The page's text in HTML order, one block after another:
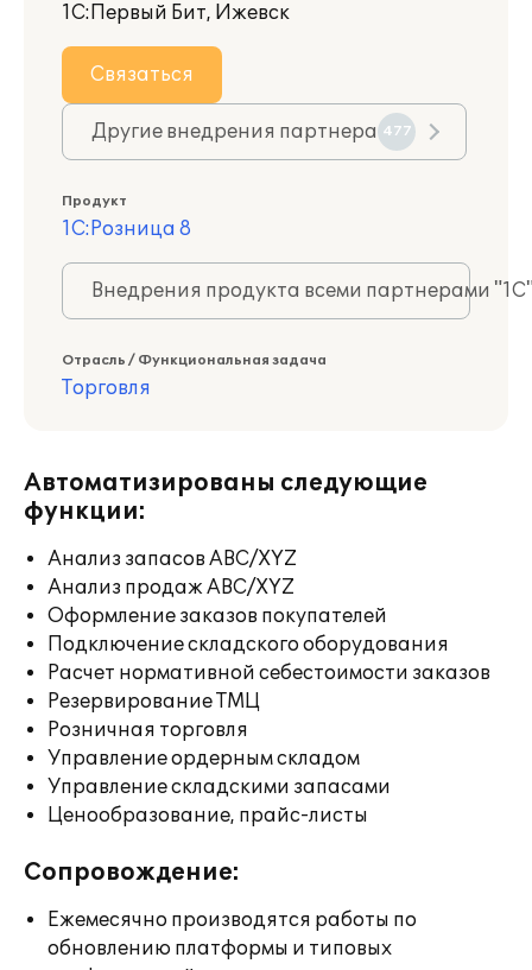
1С:Первый Бит, Ижевск
Связаться
Другие внедрения партнера 477
Продукт
1С:Розница 8
Внедрения продукта всеми партнерами
Отрасль / Функциональная задача
Торговля
Автоматизированы следующие
функции:
Анализ запасов ABC/XYZ
Анализ продаж ABC/XYZ
Оформление заказов покупателей
Подключение складского оборудования
Расчет нормативной себестоимости заказов
Резервирование ТМЦ
Розничная торговля
Управление ордерным складом
Управление складскими запасами
Ценообразование, прайс-листы
Сопровождение:
Ежемесячно производятся работы по
обновлению платформы и типовых